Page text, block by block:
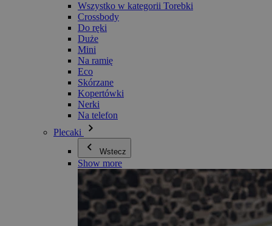
Wszystko w kategorii Torebki
Crossbody
Do ręki
Duże
Mini
Na ramię
Eco
Skórzane
Kopertówki
Nerki
Na telefon
Plecaki
Wstecz
Show more